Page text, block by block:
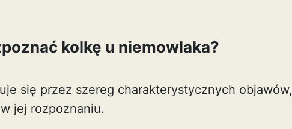
kolkę u niemowlaka?
się przez szereg charakterystycznych objawów,
jej rozpoznaniu.